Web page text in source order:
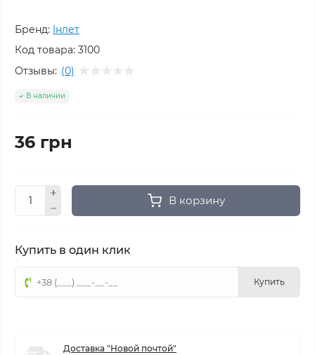
Бренд: Інлет
Код товара: 3100
Отзывы: (0)
В наличии
36 грн
В корзину
Купить в один клик
Купить
Доставка "Новой почтой"